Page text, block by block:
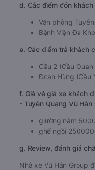
d. Các điểm đón khách
Văn phòng
Bệnh Viện Đa
e. Các điểm trả khách
Cầu 2 (Cầu
Đoan Hùng (Cầu
f. Giá vé giá xe khách
- Tuyên Quang Vũ Hán
giường nằm
ghế ngồi
g. Review, đánh giá
Nhà xe Vũ Hán Group